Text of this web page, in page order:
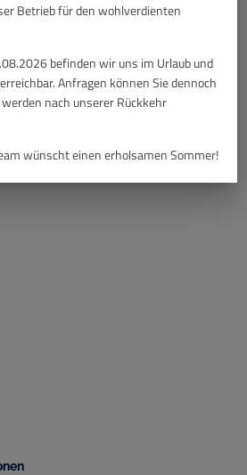
Betrieb für den wohlverdienten
befinden wir uns im Urlaub und
Anfragen können Sie dennoch
nach unserer Rückkehr
wünscht einen erholsamen Sommer!